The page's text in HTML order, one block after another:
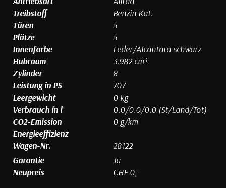
Treibstoff
Benzin Kat.
Türen
5
Plätze
5
Innenfarbe
Leder/Alcantara schwarz
Hubraum
3.982 cm³
Zylinder
8
Leistung in PS
707
Leergewicht
0 kg
Verbrauch in l
0.0/0.0/0.0 (St/Land/Tot)
CO2-Emission
0 g/km
Energieeffizienz
Wagen-Nr.
28122
Garantie
Ja
Neupreis
CHF 0,-